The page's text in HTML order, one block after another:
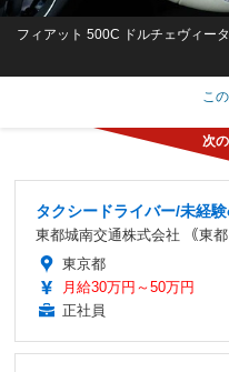
フィアット 500C ドルチェヴィータ
こ
タクシードライバー/未経
東都城南交通株式会社 ｟東
東京都
月給30万円～50万円
正社員